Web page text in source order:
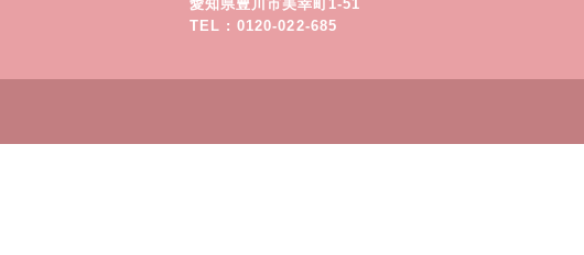
愛知県豊川市美幸町1-51
TEL : 0120-022-685